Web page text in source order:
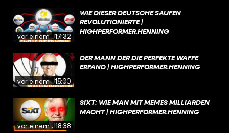
vor einem Jahr
17:32
WIE DIESER DEUTSCHE SAUFEN
REVOLUTIONIERTE |
HIGHPERFORMER.HENNING
vor einem Jahr
15:00
DER MANN DER DIE PERFEKTE WAFFE
ERFAND | HIGHPERFORMER.HENNING
vor einem Jahr
18:38
SIXT: WIE MAN MIT MEMES MILLIARDEN
MACHT | HIGHPERFORMER.HENNING